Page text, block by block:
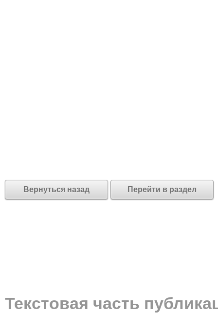
Вернуться назад Перейти в раздел
Текстовая часть